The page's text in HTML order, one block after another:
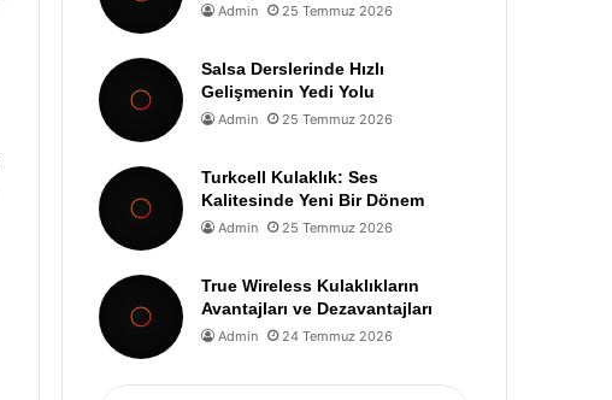
Admin 25 Temmuz 2026
Salsa Derslerinde Hızlı
Gelişmenin Yedi Yolu
Admin 25 Temmuz 2026
Turkcell Kulaklık: Ses
Kalitesinde Yeni Bir Dönem
Admin 25 Temmuz 2026
True Wireless Kulaklıkların
Avantajları ve Dezavantajları
Admin 24 Temmuz 2026